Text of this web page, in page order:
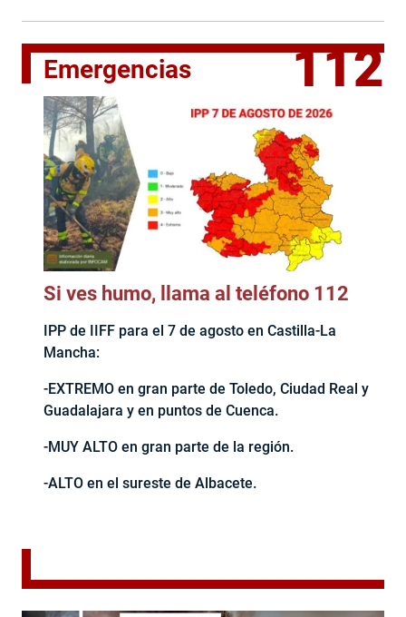
Emergencias 112
Si ves humo, llama al teléfono 112
IPP de IIFF para el 7 de agosto en Castilla-La
Mancha:
-EXTREMO en gran parte de Toledo, Ciudad Real y
Guadalajara y en puntos de Cuenca.
-MUY ALTO en gran parte de la región.
-ALTO en el sureste de Albacete.